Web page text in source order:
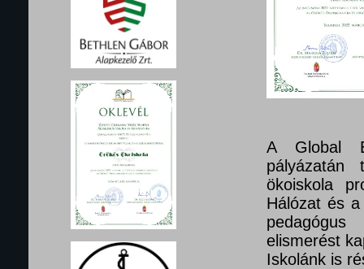
A Global
pályázatán
ökoiskola
Hálózat és
elismerést
Iskolánk is